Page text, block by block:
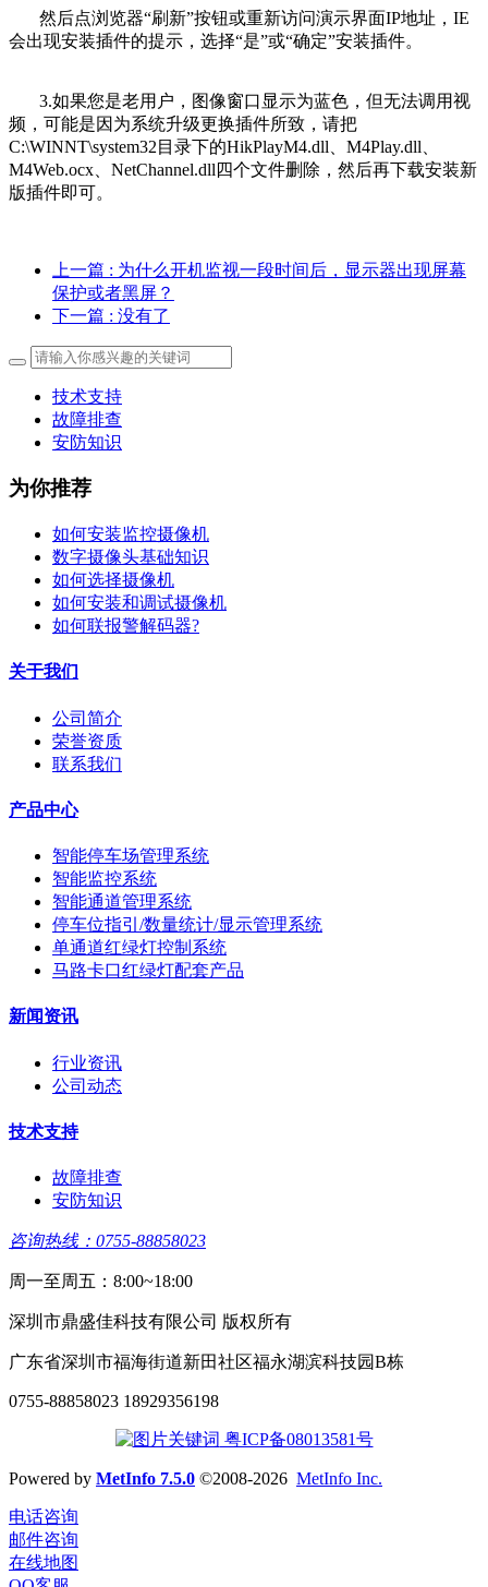
然后点浏览器“刷新”按钮或重新访问演示界面IP地址，IE
会出现安装插件的提示，选择“是”或“确定”安装插件。
3.如果您是老用户，图像窗口显示为蓝色，但无法调用视
频，可能是因为系统升级更换插件所致，请把
C:\WINNT\system32目录下的HikPlayM4.dll、M4Play.dll、
M4Web.ocx、NetChannel.dll四个文件删除，然后再下载安装新
版插件即可。
上一篇 : 为什么开机监视一段时间后，显示器出现屏幕
保护或者黑屏？
下一篇 : 没有了
技术支持
故障排查
安防知识
为你推荐
如何安装监控摄像机
数字摄像头基础知识
如何选择摄像机
如何安装和调试摄像机
如何联报警解码器?
关于我们
公司简介
荣誉资质
联系我们
产品中心
智能停车场管理系统
智能监控系统
智能通道管理系统
停车位指引/数量统计/显示管理系统
单通道红绿灯控制系统
马路卡口红绿灯配套产品
新闻资讯
行业资讯
公司动态
技术支持
故障排查
安防知识
咨询热线：0755-88858023
周一至周五：8:00~18:00
深圳市鼎盛佳科技有限公司 版权所有
广东省深圳市福海街道新田社区福永湖滨科技园B栋
0755-88858023 18929356198
粤ICP备08013581号
Powered by MetInfo 7.5.0 ©2008-2026 MetInfo Inc.
电话咨询
邮件咨询
在线地图